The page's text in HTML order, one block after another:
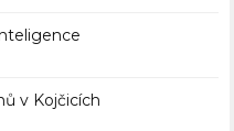
v Kojčicích